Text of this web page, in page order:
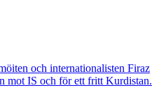
och internationalisten Firaz
mot IS och för ett fritt Kurdistan.